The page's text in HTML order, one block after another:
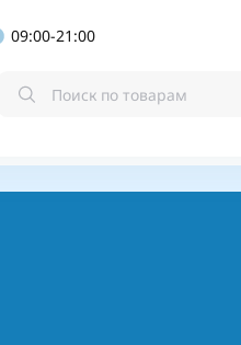
09:00-21:00